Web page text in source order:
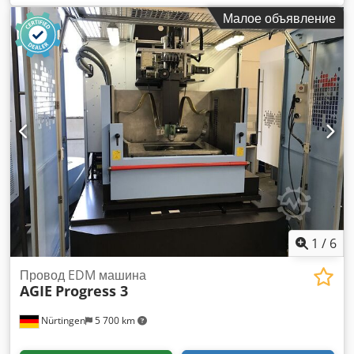
чтения CD-ROM - Встроенный диэлектрический блок DA
Progress с проточным охладителем и блоком фильтров
блок фильтров, опускаемая вручную передняя дверь
водяной бани, коаксиальная промывка, - генератор с
выходным током 65 ампер, режущая способность ок. 300
мм² - Автоматическое устройство для намотки проволоки,
даже в случае ее обрыва, Измельчитель проволоки и
контейнер для использованной проволоки в задней части
машины Состояние: хорошее или очень хорошее - станок
поставляется из первоклассной инструментальной
мастерской станок поставляется из первоклассного
инструментального цеха и всегда проходил техническое
обслуживание и ремонт. Доставка: со склада - бесплатная
погрузка Оплата: строго нетто - после получения счета-
фактуры
1050мм/650мм/250мм, макс. масса заготовки: 400кг/800кг,
макс. конусность: 30°/100мм, скорость проволоки: 300мм/с,
макс. качество поверхности: Ra 0,1µм. Габариты станка
X/Y/Z: ок. 2800мм/2400мм/2250мм, вес: ок. 4500кг,
управление: Agie, наработка: ок. 151182ч. Документация в
наличии. Осмотр на месте возможен. Фото примерное.
Dedpfxjzhnruo Alyjkr
Малое объявление
1 / 6
Nürtingen 5 700 km
Провод EDM машина
AGIE Progress 3